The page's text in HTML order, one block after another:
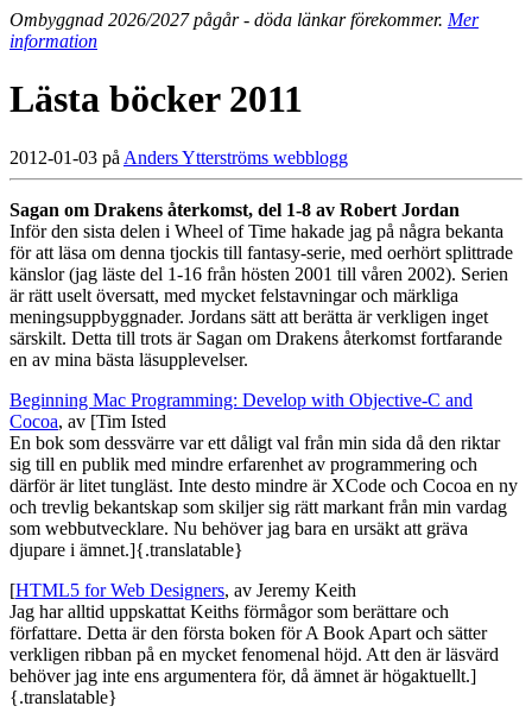
Ombyggnad 2026/2027 pågår - döda länkar förekommer. Mer
information
Lästa böcker 2011
2012-01-03 på Anders Ytterströms webblogg
Sagan om Drakens återkomst, del 1-8 av Robert Jordan
Inför den sista delen i Wheel of Time hakade jag på några bekanta
för att läsa om denna tjockis till fantasy-serie, med oerhört splittrade
känslor (jag läste del 1-16 från hösten 2001 till våren 2002). Serien
är rätt uselt översatt, med mycket felstavningar och märkliga
meningsuppbyggnader. Jordans sätt att berätta är verkligen inget
särskilt. Detta till trots är Sagan om Drakens återkomst fortfarande
en av mina bästa läsupplevelser.
Beginning Mac Programming: Develop with Objective-C and
Cocoa, av [Tim Isted
En bok som dessvärre var ett dåligt val från min sida då den riktar
sig till en publik med mindre erfarenhet av programmering och
därför är litet tungläst. Inte desto mindre är XCode och Cocoa en ny
och trevlig bekantskap som skiljer sig rätt markant från min vardag
som webbutvecklare. Nu behöver jag bara en ursäkt att gräva
djupare i ämnet.]{.translatable}
[HTML5 for Web Designers, av Jeremy Keith
Jag har alltid uppskattat Keiths förmågor som berättare och
författare. Detta är den första boken för A Book Apart och sätter
verkligen ribban på en mycket fenomenal höjd. Att den är läsvärd
behöver jag inte ens argumentera för, då ämnet är högaktuellt.]
{.translatable}